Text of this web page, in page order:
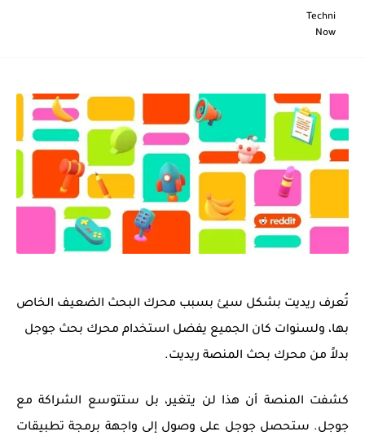
Techni
Now
تُعرف ريديت بشكل سيئ بسبب محرك البحث الضعيف الخاص
بها، ولسنوات كان الجميع يفضل استخدام محرك بحث جوجل
بدلاً من محرك بحث المنصة ريديت.
كشفت المنصة أن هذا لن يتغير، بل ستتوسع الشراكة مع
جوجل. ستحصل جوجل على وصول إلى واجهة برمجة تطبيقات